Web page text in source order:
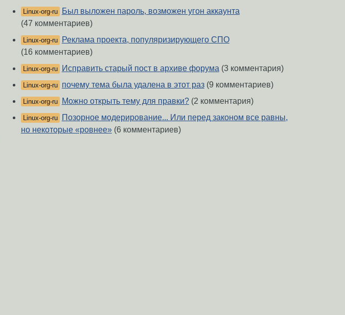
Linux-org-ru
Был выложен пароль, возможен угон аккаунта
(47 комментариев)
Linux-org-ru
Реклама проекта, популяризирующего СПО
(16 комментариев)
Linux-org-ru Исправить старый пост в архиве форума (3 комментария)
Linux-org-ru почему тема была удалена в этот раз(9 комментариев)
Linux-org-ru Можно открыть тему для правки?(2 комментария)
Linux-org-ru
Позорное модерирование... Или перед законом все равны,
но некоторые «ровнее»(6 комментариев)